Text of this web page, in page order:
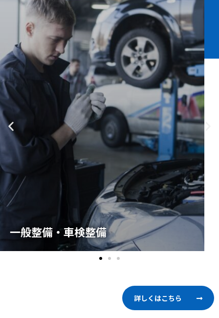
一般整備・車検整備
詳しくはこちら